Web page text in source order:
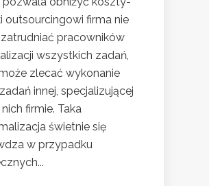
outsourcingowi firma nie
pracowników
wszystkich zadań,
zlecać wykonanie
innej, specjalizującej
firmie. Taka
świetnie się
w przypadku